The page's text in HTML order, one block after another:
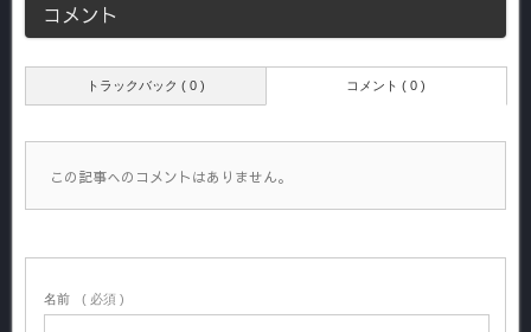
コメント
トラックバック ( 0 ) コメント ( 0 )
この記事へのコメントはありません。
名前 ( 必須 )